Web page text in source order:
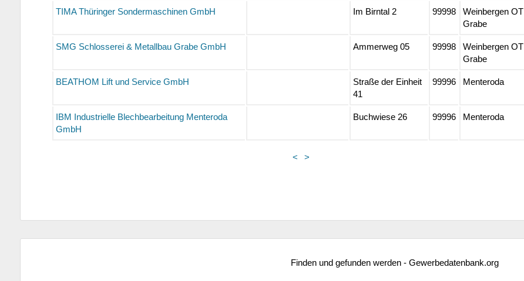
TIMA Thüringer Sondermaschinen GmbH Im Birntal 2 99998
Weinbergen OT
Grabe
SMG Schlosserei & Metallbau Grabe GmbH Ammerweg 05 99998
Weinbergen OT
Grabe
BEATHOM Lift und Service GmbH
Straße der Einheit
41
99996 Menteroda
IBM Industrielle Blechbearbeitung Menteroda
GmbH
Buchwiese 26 99996 Menteroda
< >
Finden und gefunden werden - Gewerbedatenbank.org